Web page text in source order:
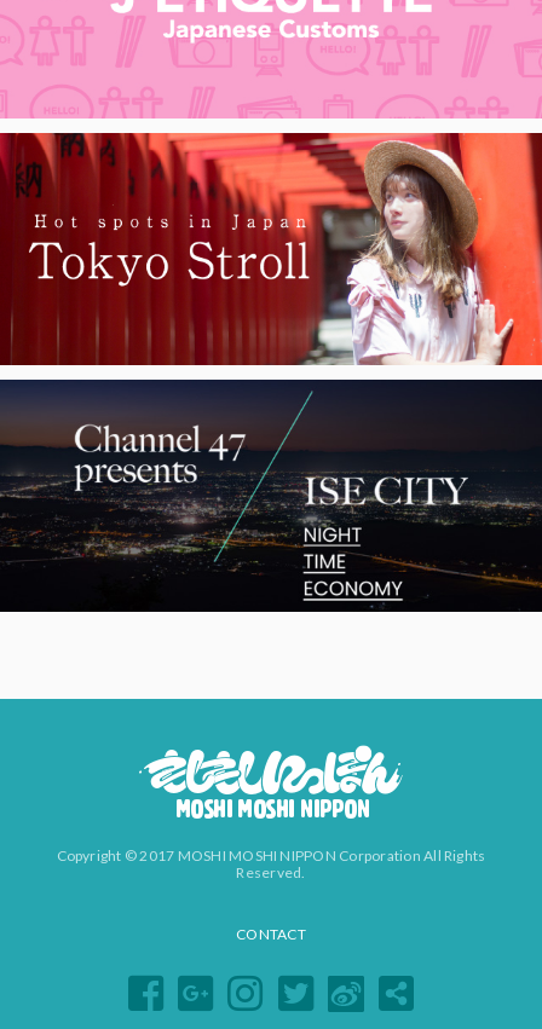
Copyright © 2017 MOSHI MOSHI NIPPON Corporation All Rights
Reserved.
CONTACT